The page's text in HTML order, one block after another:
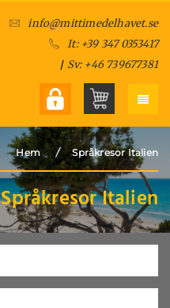
info@mittimedelhavet.se
It: +39 347 0353417
/ Sv: +46 739677381
Hem / Språkresor Italien
Språkresor Italien